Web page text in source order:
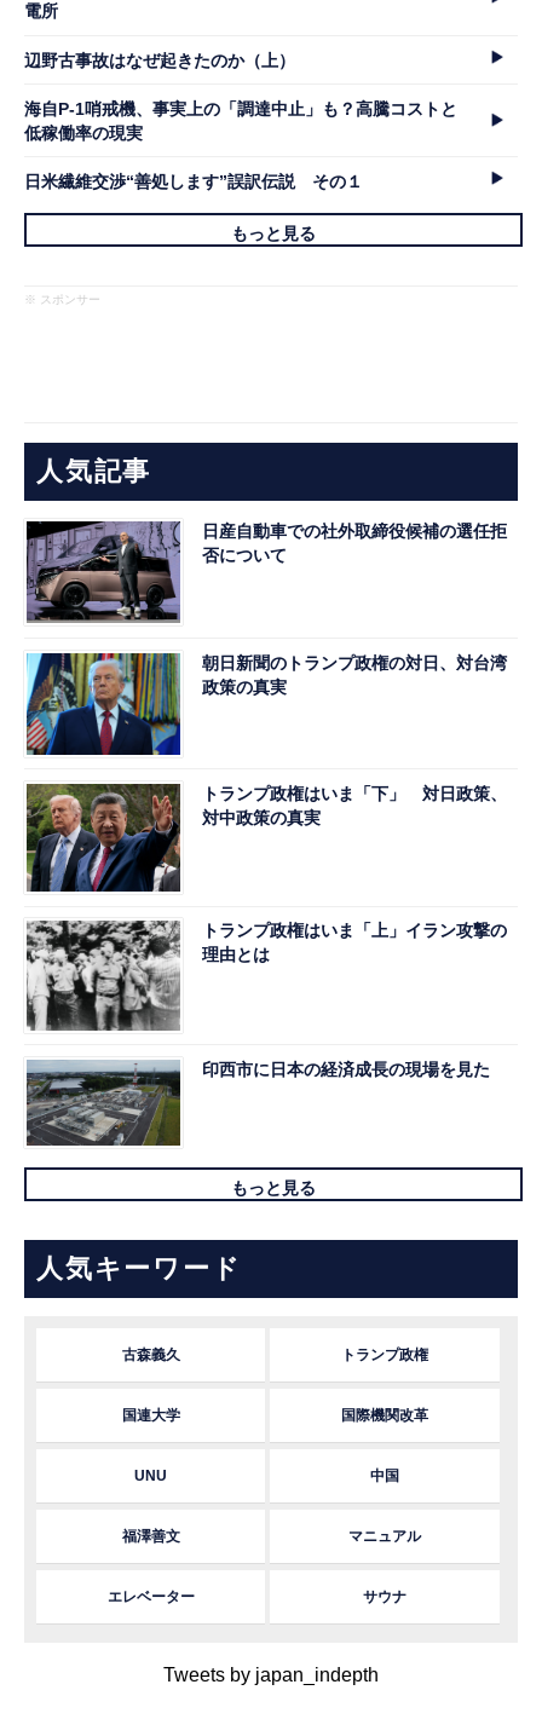
電所
辺野古事故はなぜ起きたのか（上）
海自P-1哨戒機、事実上の「調達中止」も？高騰コストと
低稼働率の現実
日米繊維交渉“善処します”誤訳伝説 その１
もっと見る
※ スポンサー
人気記事
日産自動車での社外取締役候補の選任拒
否について
朝日新聞のトランプ政権の対日、対台湾
政策の真実
トランプ政権はいま「下」 対日政策、
対中政策の真実
トランプ政権はいま「上」イラン攻撃の
理由とは
印西市に日本の経済成長の現場を見た
もっと見る
人気キーワード
古森義久 トランプ政権
国連大学 国際機関改革
UNU 中国
福澤善文 マニュアル
エレベーター サウナ
Tweets by japan_indepth